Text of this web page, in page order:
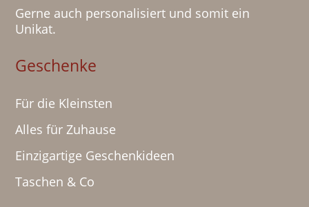
Gerne auch personalisiert und somit ein
Unikat.
Geschenke
Für die Kleinsten
Alles für Zuhause
Einzigartige Geschenkideen
Taschen & Co